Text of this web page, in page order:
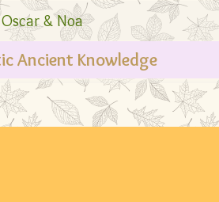
& Noa
Ancient Knowledge